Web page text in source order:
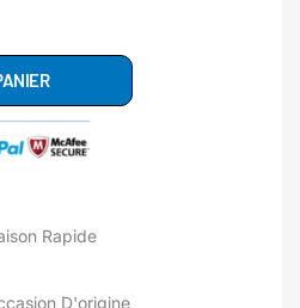
Rapide
D'origine